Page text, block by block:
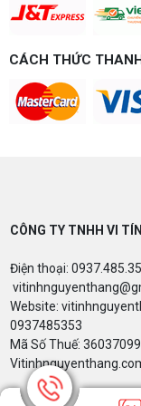
CÁCH THỨC
CÔNG TY TNHH VI
Điện thoại:
Website:
0937485353
Mã Số Thuế: